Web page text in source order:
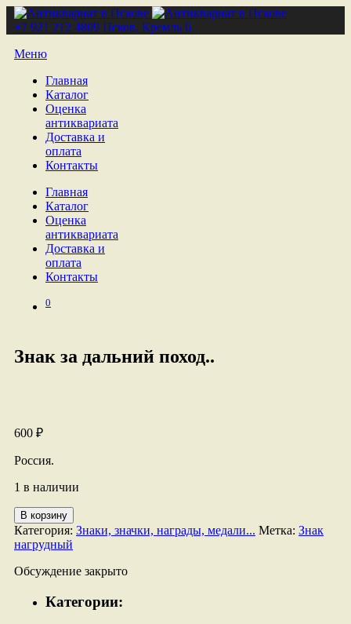
+7 921 212 4809 Псков, Кремль 6
Меню
Главная
Каталог
Оценка
антиквариата
Доставка и
оплата
Контакты
Главная
Каталог
Оценка
антиквариата
Доставка и
оплата
Контакты
0
Знак за дальний поход..
600 ₽
Россия.
1 в наличии
Количество
товара
Знак
дальний
В корзину
Категория: Знаки, значки, награды, медали... Метка: Знак
нагрудный
Обсуждение закрыто
Категории: